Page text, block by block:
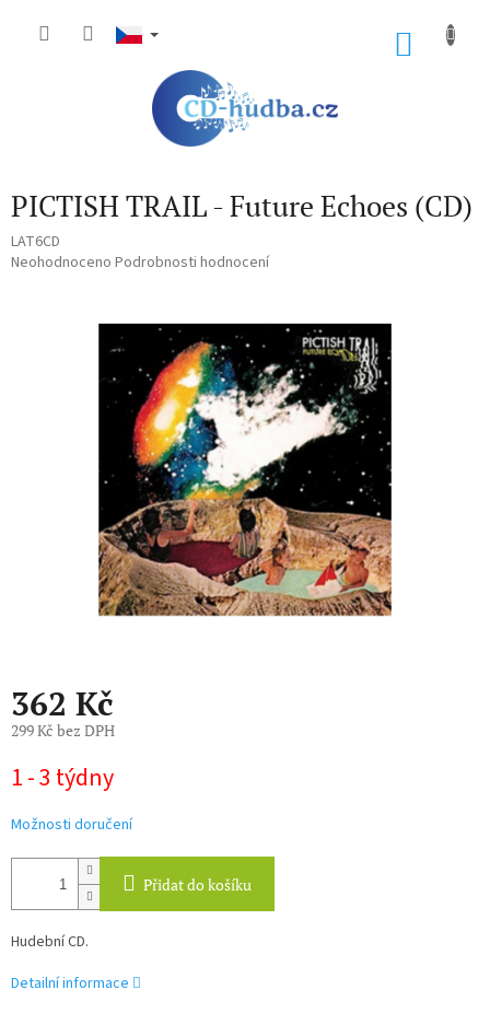
PICTISH TRAIL - Future Echoes (CD)
LAT6CD
Průměrné
Neohodnoceno Podrobnosti hodnocení
362 Kč
299 Kč bez DPH
cena:
1 - 3 týdny
Možnosti doručení
Přidat do košíku
Hudební CD.
Detailní informace